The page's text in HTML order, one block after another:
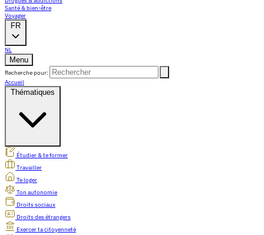
Santé & bien-être
Voyager
FR
NL
Menu
Recherche pour:
Accueil
Thématiques
Étudier & te former
Travailler
Te loger
Ton autonomie
Droits sociaux
Droits des étrangers
Exercer ta citoyenneté